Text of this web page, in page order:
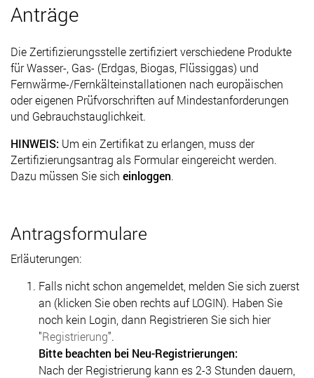
Anträge
Die Zertifizierungsstelle zertifiziert verschiedene Produkte
für Wasser-, Gas- (Erdgas, Biogas, Flüssiggas) und
Fernwärme-/Fernkälteinstallationen nach europäischen
oder eigenen Prüfvorschriften auf Mindestanforderungen
und Gebrauchstauglichkeit.
HINWEIS: Um ein Zertifikat zu erlangen, muss der
Zertifizierungsantrag als Formular eingereicht werden.
Dazu müssen Sie sich einloggen.
Antragsformulare
Erläuterungen:
Falls nicht schon angemeldet, melden Sie sich zuerst
an (klicken Sie oben rechts auf LOGIN). Haben Sie
noch kein Login, dann Registrieren Sie sich hier
"Registrierung".
Bitte beachten bei Neu-Registrierungen:
Nach der Registrierung kann es 2-3 Stunden dauern,